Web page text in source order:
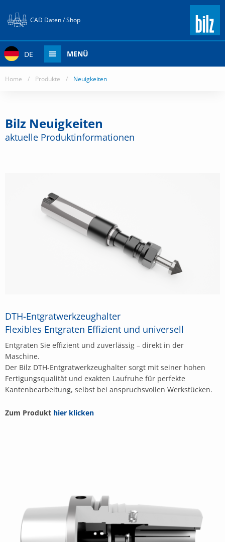
CAD Daten / Shop
DE MENÜ
Home / Produkte / Neuigkeiten
Bilz Neuigkeiten
aktuelle Produktinformationen
DTH-Entgratwerkzeughalter
Flexibles Entgraten Effizient und universell
Entgraten Sie effizient und zuverlässig – direkt in der
Maschine.
Der Bilz DTH-Entgratwerkzeughalter sorgt mit seiner hohen
Fertigungsqualität und exakten Laufruhe für perfekte
Kantenbearbeitung, selbst bei anspruchsvollen Werkstücken.
Zum Produkt hier klicken